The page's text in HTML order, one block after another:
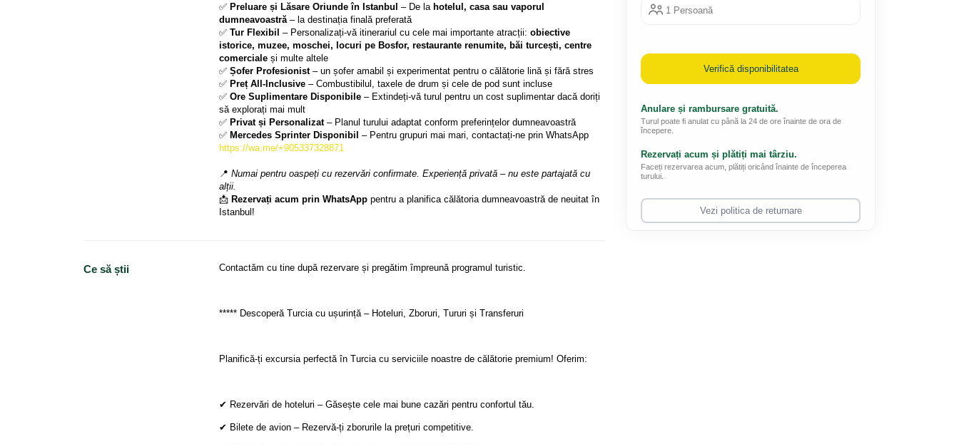
✅ Preluare și Lăsare Oriunde în Istanbul – De la hotelul, casa sau vaporul
dumneavoastră – la destinația finală preferată
✅ Tur Flexibil – Personalizați-vă itinerariul cu cele mai importante atracții: obiective
istorice, muzee, moschei, locuri pe Bosfor, restaurante renumite, băi turcești, centre
comerciale și multe altele
✅ Șofer Profesionist – un șofer amabil și experimentat pentru o călătorie lină și fără stres
✅ Preț All-Inclusive – Combustibilul, taxele de drum și cele de pod sunt incluse
✅ Ore Suplimentare Disponibile – Extindeți-vă turul pentru un cost suplimentar dacă doriți
să explorați mai mult
✅ Privat și Personalizat – Planul turului adaptat conform preferințelor dumneavoastră
✅ Mercedes Sprinter Disponibil
https://wa.me/+905337328871
📍 Numai pentru oaspeți cu rezervări confirmate. Experiență privată – nu este partajată cu
alții.
📩 Rezervați acum prin WhatsApp pentru a planifica călătoria dumneavoastră de neuitat în
Istanbul!
Ce să știi Contactăm cu tine după rezervare și pregătim împreună programul turistic.
***** Descoperă Turcia cu ușurință – Hoteluri, Zboruri, Tururi și Transferuri
Planifică-ți excursia perfectă în Turcia cu serviciile noastre de călătorie premium! Oferim:
✔ Rezervări de hoteluri – Găsește cele mai bune cazări pentru confortul tău.
✔ Bilete de avion – Rezervă-ți zborurile la prețuri competitive.
1 Persoană
Verifică disponibilitatea
Anulare și rambursare gratuită.
Turul poate fi anulat cu până la 24 de ore înainte de ora de
începere.
Rezervați acum și plătiți mai târziu.
Faceți rezervarea acum, plătiți oricând înainte de începerea
turului.
Vezi politica de returnare